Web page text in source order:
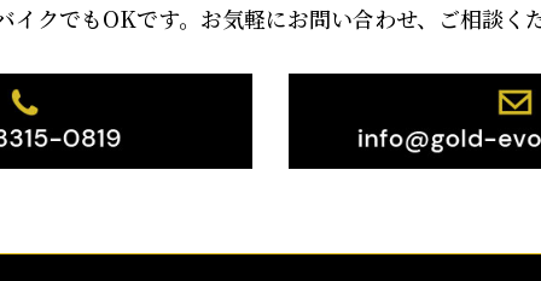
イクでもOKです。お気軽にお問い合わせ、ご相談く